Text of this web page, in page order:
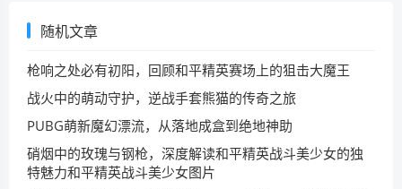
随机文章
枪响之处必有初阳，回顾和平精英赛场上的狙击大魔王
战火中的萌动守护，逆战手套熊猫的传奇之旅
PUBG萌新魔幻漂流，从落地成盒到绝地神助
硝烟中的玫瑰与钢枪，深度解读和平精英战斗美少女的独
特魅力和平精英战斗美少女图片